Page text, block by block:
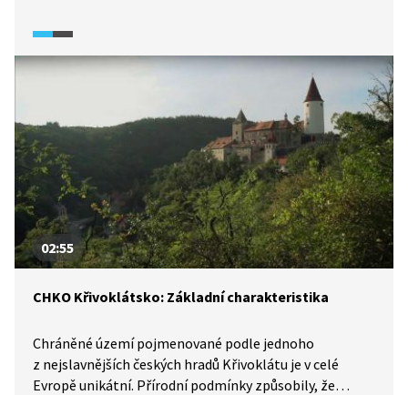
po nich řada archeologických pokladů. Historii o něco
mladší pak připomíná zřícenina hradu na nejvyšším
02:55
CHKO Křivoklátsko: Základní charakteristika
Chráněné území pojmenované podle jednoho
z nejslavnějších českých hradů Křivoklátu je v celé
Evropě unikátní. Přírodní podmínky způsobily, že